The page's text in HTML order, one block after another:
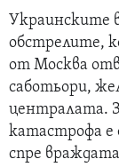
Украинските
обстрелите,
от Москва
саботьори,
централата.
катастрофа е
спре